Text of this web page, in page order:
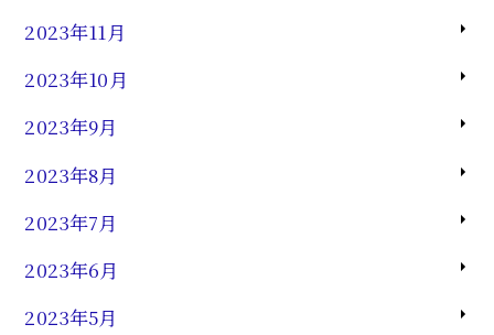
2023年11月
2023年10月
2023年9月
2023年8月
2023年7月
2023年6月
2023年5月